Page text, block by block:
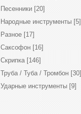
Песенники [20]
Народные инструменты [5]
Разное [17]
Саксофон [16]
Скрипка [146]
Труба / Туба / Тромбон [30]
Ударные инструменты [9]